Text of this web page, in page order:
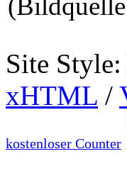
Site Style:
xHTML /
kostenloser Counter